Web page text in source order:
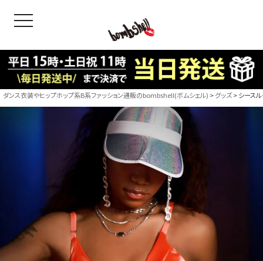
toggle navigation
B/bomb
ダンス衣装やヒップホップ系B系ファッション通販のbombshell(ボムシェル) グッズ シース